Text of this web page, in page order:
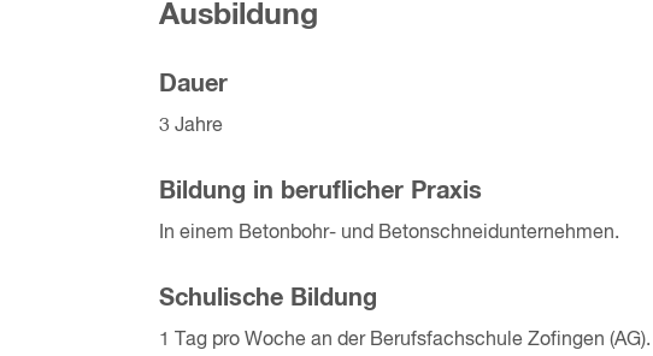
Ausbildung
Dauer
3 Jahre
Bildung in beruflicher Praxis
In einem Betonbohr- und Betonschneidunternehmen.
Schulische Bildung
1 Tag pro Woche an der Berufsfachschule Zofingen (AG).